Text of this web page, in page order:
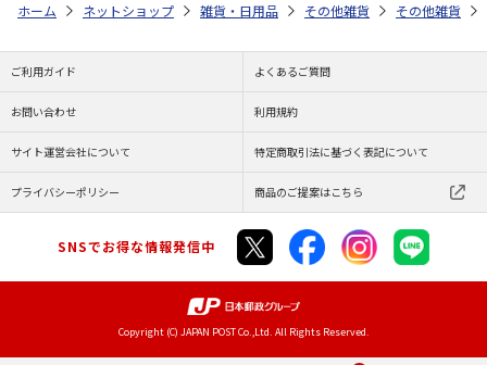
ホーム ネットショップ 雑貨・日用品 その他雑貨 その他雑貨
ご利用ガイド よくあるご質問
お問い合わせ 利用規約
サイト運営会社について 特定商取引法に基づく表記について
プライバシーポリシー 商品のご提案はこちら
SNSでお得な情報発信中
Copyright (C) JAPAN POST Co.,Ltd. All Rights Reserved.